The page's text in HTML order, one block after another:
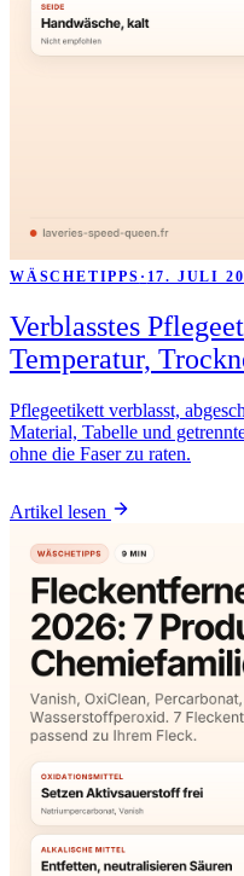
WÄSCHETIPPS · 17. JULI
Verblasstes
Temperatur,
Pflegeetikett verblasst,
Material, Tabelle und
ohne die Faser zu raten.
Artikel lesen